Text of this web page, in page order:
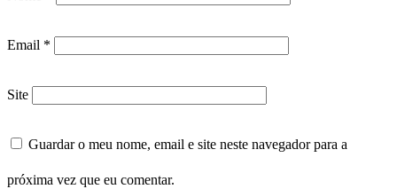
Email *
Site
Guardar o meu nome, email e site neste navegador para a
próxima vez que eu comentar.